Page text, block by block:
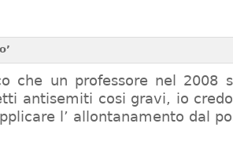
che un professore nel 2008
antisemiti cosi gravi, io
l’ allontanamento dal